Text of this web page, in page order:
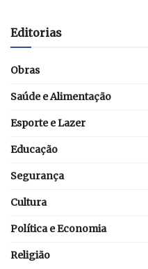
Editorias
Obras
Saúde e Alimentação
Esporte e Lazer
Educação
Segurança
Cultura
Política e Economia
Religião